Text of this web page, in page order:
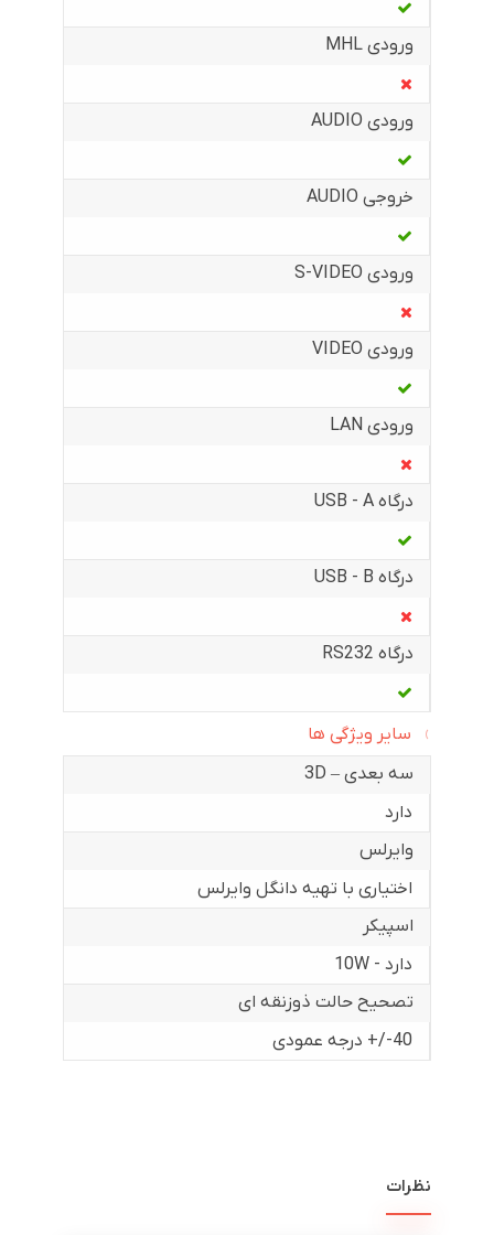
ورودی MHL
ورودی AUDIO
خروجی AUDIO
ورودی S-VIDEO
ورودی VIDEO
ورودی LAN
درگاه USB - A
درگاه USB - B
درگاه RS232
سایر ویژگی ها
سه بعدی – 3D
دارد
وایرلس
اختیاری با تهیه دانگل وایرلس
اسپیکر
دارد - 10W
تصحیح حالت ذوزنقه ای
40-/+ درجه عمودی
نظرات